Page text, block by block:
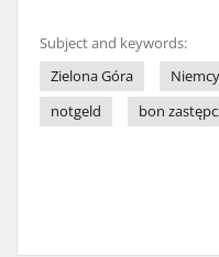
Subject and keywords:
Zielona Góra
notgeld
bon